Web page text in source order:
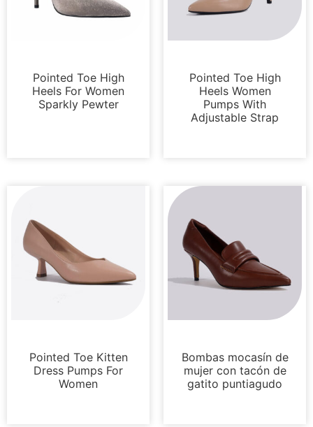
Pointed Toe High
Heels For Women
Sparkly Pewter
Pointed Toe High
Heels Women
Pumps With
Adjustable Strap
Pointed Toe Kitten
Dress Pumps For
Women
Bombas mocasín de
mujer con tacón de
gatito puntiagudo